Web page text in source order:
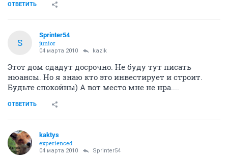
ОТВЕТИТЬ
S
Sprinter54
junior
04 марта 2010 kazik
Этот дом сдадут досрочно. Не буду тут писать
нюансы. Но я знаю кто это инвестирует и строит.
Будьте спокойны) А вот место мне не нра....
ОТВЕТИТЬ
kaktys
experienced
04 марта 2010 Sprinter54